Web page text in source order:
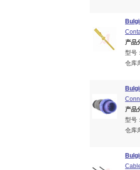
产品
型号：
仓库
产品
型号：
仓库